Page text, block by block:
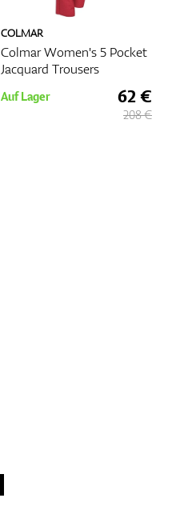
COLMAR
Colmar Women's 5 Pocket
Jacquard Trousers
Auf Lager 62 €
208 €